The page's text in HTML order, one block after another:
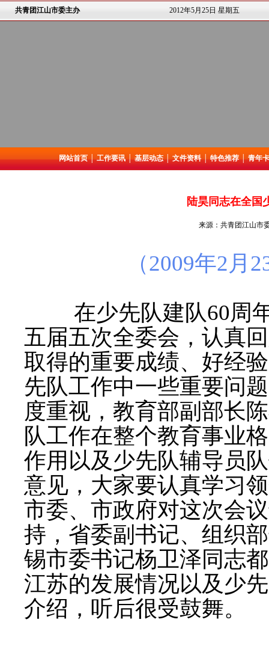
共青团江山市委主办 2012年5月25日 星期五
网站首页│工作要讯│基层动态│文件资料│特色推荐│青年卡
陆昊同志在全国
来源：共青团江山
（2009年2 月
在少先队建队60周
五届五次全委会，认真
取得的重要成绩、好经
先队工作中一些重要问
度重视，教育部副部长
队工作在整个教育事业
作用以及少先队辅导员
意见，大家要认真学习
市委、市政府对这次会
持，省委副书记、组织
锡市委书记杨卫泽同志
江苏的发展情况以及少
介绍，听后很受鼓舞。